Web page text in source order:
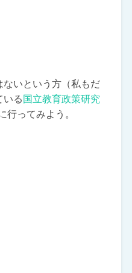
いという方（私もだ
いる国立教育政策研究
行ってみよう。